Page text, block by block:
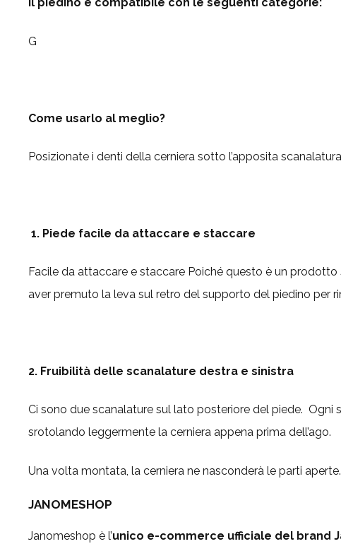
Il piedino è compatibile con le seguenti categorie:
G
Come usarlo al meglio?
Posizionate i denti della cerniera sotto l’apposita
1. Piede facile da attaccare e staccare
Facile da attaccare e staccare Poiché questo è un
aver premuto la leva sul retro del supporto del piedino per
2. Fruibilità delle scanalature destra e sinistra
Ci sono due scanalature sul lato posteriore del piede. Ogni
srotolando leggermente la cerniera appena prima dell’ago.
Una volta montata, la cerniera ne nasconderà le parti aperte.
JANOMESHOP
Janomeshop è l’unico e-commerce ufficiale del brand